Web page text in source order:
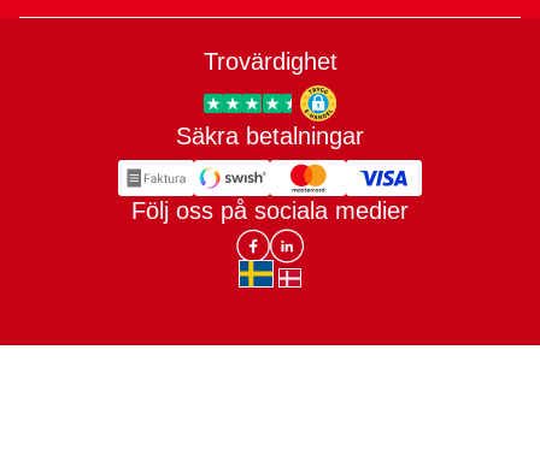
Trovärdighet
Trygg E-handel
Säkra betalningar
Följ oss på sociala medier
Lomax DK Facebook
Lomax SE LinkIn
sv-SEda-DK